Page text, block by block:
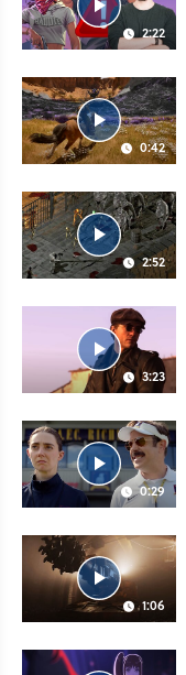
2:22
0:42
2:52
3:23
0:29
1:06